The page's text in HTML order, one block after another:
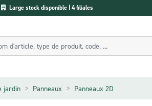
Large stock disponible | 4 filiales
jardin Panneaux Panneaux 2D